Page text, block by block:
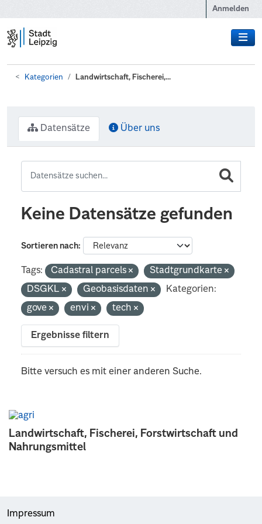
Anmelden
Kategorien Landwirtschaft, Fischerei,...
Landwirtschaft, Fischerei, Forstwirtschaft und
Nahrungsmittel
Datensätze Über uns
Keine Datensätze gefunden
Sortieren nach
Tags: Cadastral parcels
Stadtgrundkarte
DSGKL
Geobasisdaten
Kategorien:
gove
envi tech
Ergebnisse filtern
Bitte versuch es mit einer anderen Suche.
Impressum